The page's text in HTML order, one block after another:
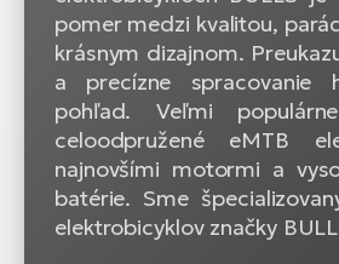
pomer medzi kvalitou,
krásnym dizajnom.
a precízne spracovanie
pohľad. Veľmi
celoodpružené eMTB
najnovšími motormi a
batérie. Sme
elektrobicyklov značky